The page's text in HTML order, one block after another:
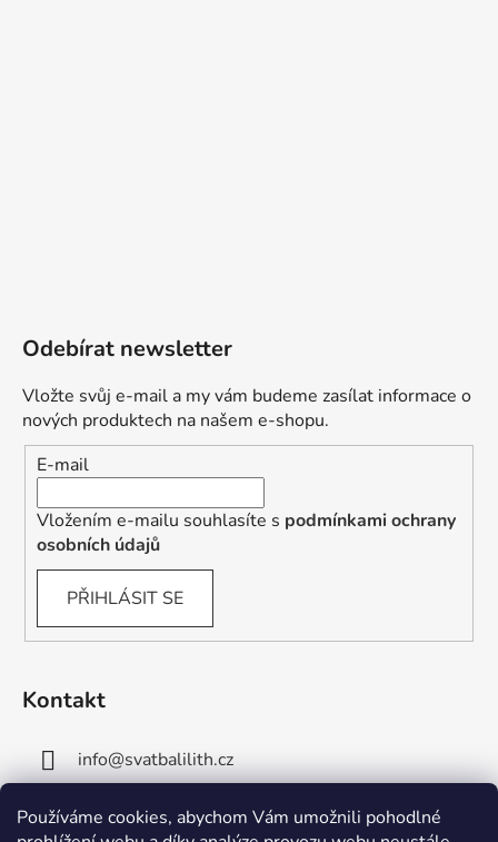
Používáme cookies, abychom Vám umožnili pohodlné
Odebírat newsletter
Vložte svůj e-mail a my vám budeme zasílat informace o
nových produktech na našem e-shopu.
E-mail
Vložením e-mailu souhlasíte s podmínkami ochrany
osobních údajů
PŘIHLÁSIT SE
Kontakt
info@svatbalilith.cz
+420 778 745 219